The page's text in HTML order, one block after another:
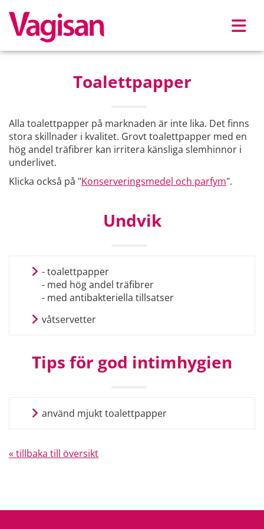
Toalettpapper
Alla toalettpapper på marknaden är inte lika. Det finns
stora skillnader i kvalitet. Grovt toalettpapper med en
hög andel träfibrer kan irritera känsliga slemhinnor i
underlivet.
Klicka också på "Konserveringsmedel och parfym".
Undvik
- toalettpapper
- med hög andel träfibrer
- med antibakteriella tillsatser
våtservetter
Tips för god intimhygien
använd mjukt toalettpapper
« tillbaka till översikt